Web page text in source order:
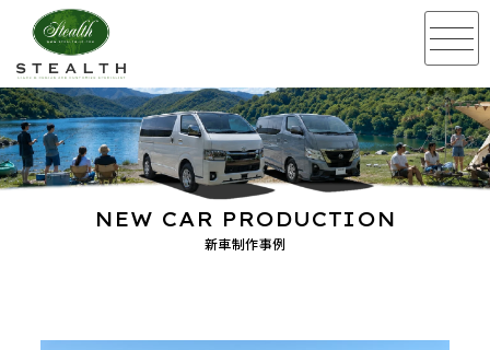
新車制作事例
NEW CAR PRODUCTION